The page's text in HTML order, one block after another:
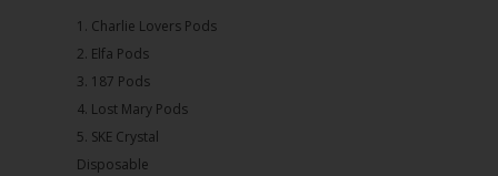
1.⁠ ⁠Charlie Lovers Pods
2.⁠ ⁠⁠Elfa Pods
3.⁠ ⁠⁠187 Pods
4.⁠ ⁠⁠Lost Mary Pods
5.⁠ ⁠⁠SKE Crystal
Disposable